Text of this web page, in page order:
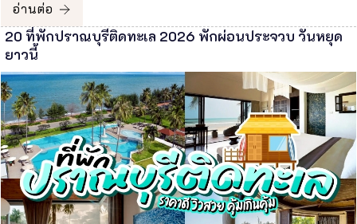
อ่านต่อ
20 ที่พักปราณบุรีติดทะเล 2026 พักผ่อนประจวบ วันหยุด
ยาวนี้